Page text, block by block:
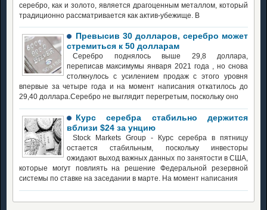
серебро, как и золото, является драгоценным металлом, который
традиционно рассматривается как актив-убежище. В
Превысив 30 долларов, серебро может
стремиться к 50 долларам
Серебро поднялось выше 29,8 доллара,
переписав максимумы января 2021 года , но снова
столкнулось с усилением продаж с этого уровня
впервые за четыре года и на момент написания откатилось до
29,40 доллара.Серебро не выглядит перегретым, поскольку оно
Курс серебра стабильно держится
вблизи $24 за унцию
Stock Markets Group - Курс серебра в пятницу
остается стабильным, поскольку инвесторы
ожидают выход важных данных по занятости в США,
которые могут повлиять на решение Федеральной резервной
системы по ставке на заседании в марте. На момент написания